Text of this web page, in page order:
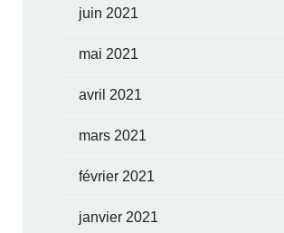
juin 2021
mai 2021
avril 2021
mars 2021
février 2021
janvier 2021